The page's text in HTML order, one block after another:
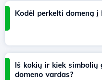
Kodėl perkelti domeną į
Iš kokių ir kiek
domeno vardas?